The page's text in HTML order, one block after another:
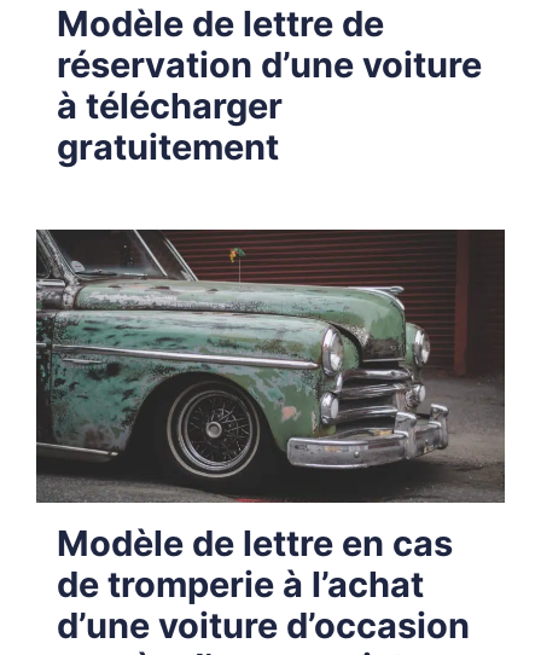
Modèle de lettre de
réservation d’une voiture
à télécharger
gratuitement
Modèle de lettre en cas
de tromperie à l’achat
d’une voiture d’occasion